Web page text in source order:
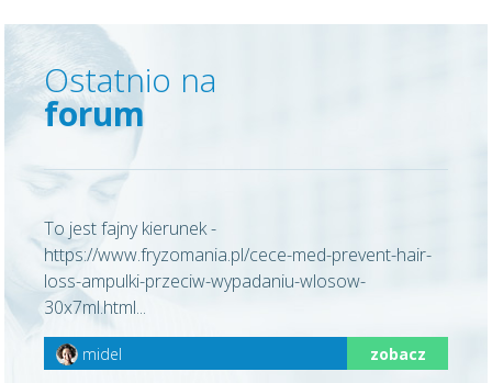
Ostatnio na
forum
To jest fajny kierunek -
https://www.fryzomania.pl/cece-med-prevent-hair-
loss-ampulki-przeciw-wypadaniu-wlosow-
30x7ml.html...
midel zobacz